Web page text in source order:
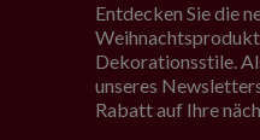
Entdecken Sie die
Dekorationsstile.
unseres
Rabatt auf Ihre